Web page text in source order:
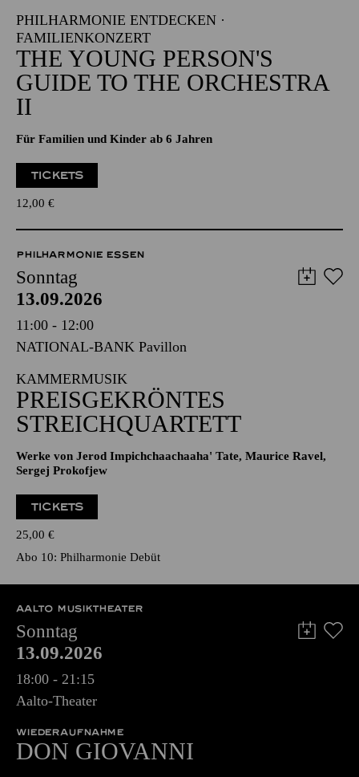
PHILHARMONIE ENTDECKEN ·
FAMILIENKONZERT
THE YOUNG PERSON'S
GUIDE TO THE ORCHESTRA
II
Für Familien und Kinder ab 6 Jahren
TICKETS
12,00 €
PHILHARMONIE ESSEN
Sonntag
13.09.2026
11:00 - 12:00
NATIONAL-BANK Pavillon
KAMMERMUSIK
PREISGEKRÖNTES
STREICHQUARTETT
Werke von Jerod Impichchaachaaha' Tate, Maurice Ravel,
Sergej Prokofjew
TICKETS
25,00 €
Abo 10: Philharmonie Debüt
AALTO MUSIKTHEATER
Sonntag
13.09.2026
18:00 - 21:15
Aalto-Theater
WIEDERAUFNAHME
DON GIO­VANNI